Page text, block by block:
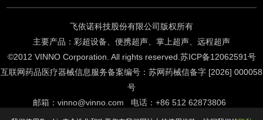
飞依诺科技股份有限公司版权所有
主要产品：彩超设备、便携超声、掌上超声、远程超声
©2012 VINNO Corporation. All rights reserved. 苏ICP备12062591号
互联网药品医疗器械信息服务备案编号：苏网药械信备字 [2026] 000058
号
邮箱： vinno@vinno.com 电话： +86 512 62873806
Support By KGU